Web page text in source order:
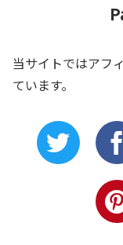
当サイトではアフ
ています。